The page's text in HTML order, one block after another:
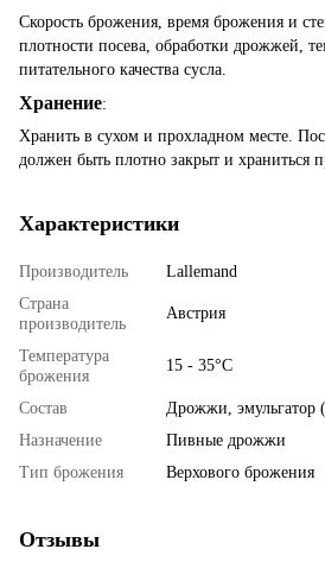
Скорость брожения, время брожения и
плотности посева, обработки дрожжей,
питательного качества сусла.
Хранение:
Хранить в сухом и прохладном месте.
должен быть плотно закрыт и храниться
Характеристики
Производитель
Lallemand
Страна
производитель
Австрия
Температура
брожения
15 - 35°C
Состав
Дрожжи, эмульгатор
Назначение
Пивные дрожжи
Тип брожения
Верхового брожения
Отзывы